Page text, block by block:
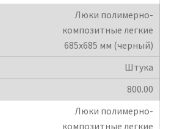
Люки полимерно-
композитные легкие
685х685 мм (черный)
Штука
800.00
Люки полимерно-
композитные легкие